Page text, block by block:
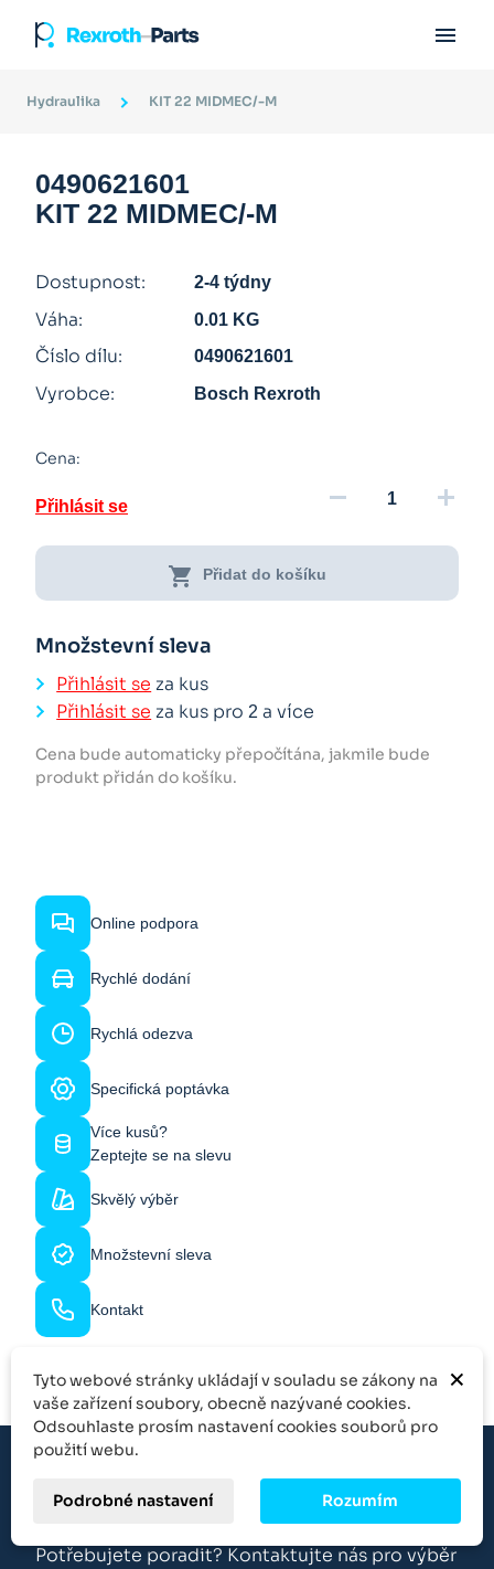

Hydraulika KIT 22 MIDMEC/-M
0490621601
KIT 22 MIDMEC/-M
Dostupnost: 2-4 týdny
Váha: 0.01 KG
Číslo dílu: 0490621601
Vyrobce: Bosch Rexroth
Cena:
Přihlásit se remove add
shopping_cart Přidat do košíku
Množstevní sleva
Přihlásit se za kus
Přihlásit se za kus pro2 a více
Cena bude automaticky přepočítána, jakmile bude
produkt přidán do košíku.
Online podpora
Rychlé dodání
Rychlá odezva
Specifická poptávka
Více kusů?
Zeptejte se na slevu
Skvělý výběr
Množstevní sleva
Kontakt
O Rexroth-Parts
Potřebujete poradit? Kontaktujte nás pro výběr
×
Tyto webové stránky ukládají v souladu se zákony na
vaše zařízení soubory, obecně nazývané cookies.
Odsouhlaste prosím nastavení cookies souborů pro
použití webu.
Podrobné nastavení Rozumím